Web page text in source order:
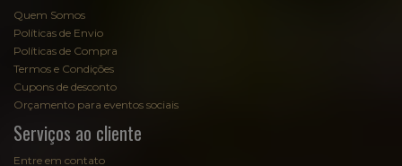
Quem Somos
Políticas de Envio
Políticas de Compra
Termos e Condições
Cupons de desconto
Orçamento para eventos sociais
Serviços ao cliente
Entre em contato